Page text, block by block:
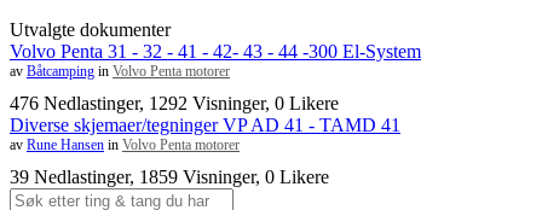
Utvalgte dokumenter
Volvo Penta 31 - 32 - 41 - 42- 43 - 44 -300 El-System
av Båtcamping in Volvo Penta motorer
476 Nedlastinger, 1292 Visninger, 0 Likere
Diverse skjemaer/tegninger VP AD 41 - TAMD 41
av Rune Hansen in Volvo Penta motorer
39 Nedlastinger, 1859 Visninger, 0 Likere